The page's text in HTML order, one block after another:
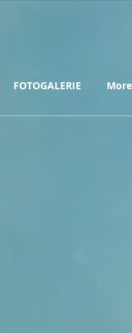
FOTOGALERIE More